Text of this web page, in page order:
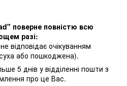
поверне повністю всю
разі:
відповідає очікуванням
або пошкоджена).
5 днів у відділенні пошти з
про це Вас.